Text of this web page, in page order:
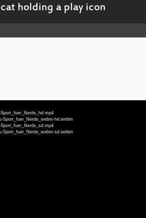
hd.webm
sd.webm